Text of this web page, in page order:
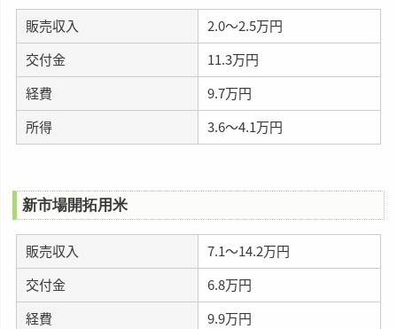
販売収入
2.0〜2.5万円
交付金
11.3万円
経費
9.7万円
所得
3.6～4.1万円
新市場開拓用米
販売収入
7.1～14.2万円
交付金
6.8万円
経費
9.9万円